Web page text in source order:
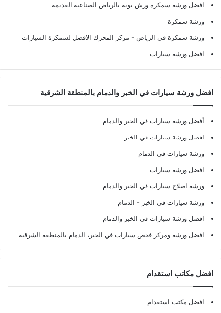
افضل ورشة سمكرة ورش بوية بالرياض الصناعية القديمة
ورشة سمكرة
ورشة سمكرة في الرياض - مركز المحرك الافضل لسمكرة السيارات
افضل ورشة سيارات
افضل ورشة سيارات في الخبر والدمام بالمنطقة الشرقية
أفضل ورشة سيارات في الخبر والدمام
افضل ورشة سيارات في الخبر
ورشة سيارات في الدمام
افضل ورشة سيارات
ورشة اصلاح سيارات في الخبر والدمام
ورشة سيارات في الخبر - الدمام
افضل ورشة سيارات في الخبر والدمام
افضل ورشة ومركز فحص سيارات في الخبر، الدمام بالمنطقة الشرقية
افضل مكاتب استقدام
افضل مكتب استقدام